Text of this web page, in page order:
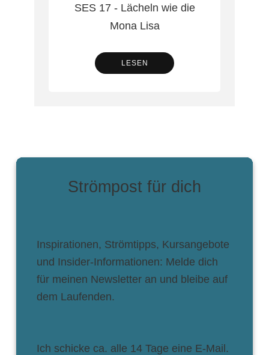
SES 17 - Lächeln wie die
Mona Lisa
LESEN
Strömpost für dich
Inspirationen, Strömtipps, Kursangebote
und Insider-Informationen: Melde dich
für meinen Newsletter an und bleibe auf
dem Laufenden.
Ich schicke ca. alle 14 Tage eine E-Mail.